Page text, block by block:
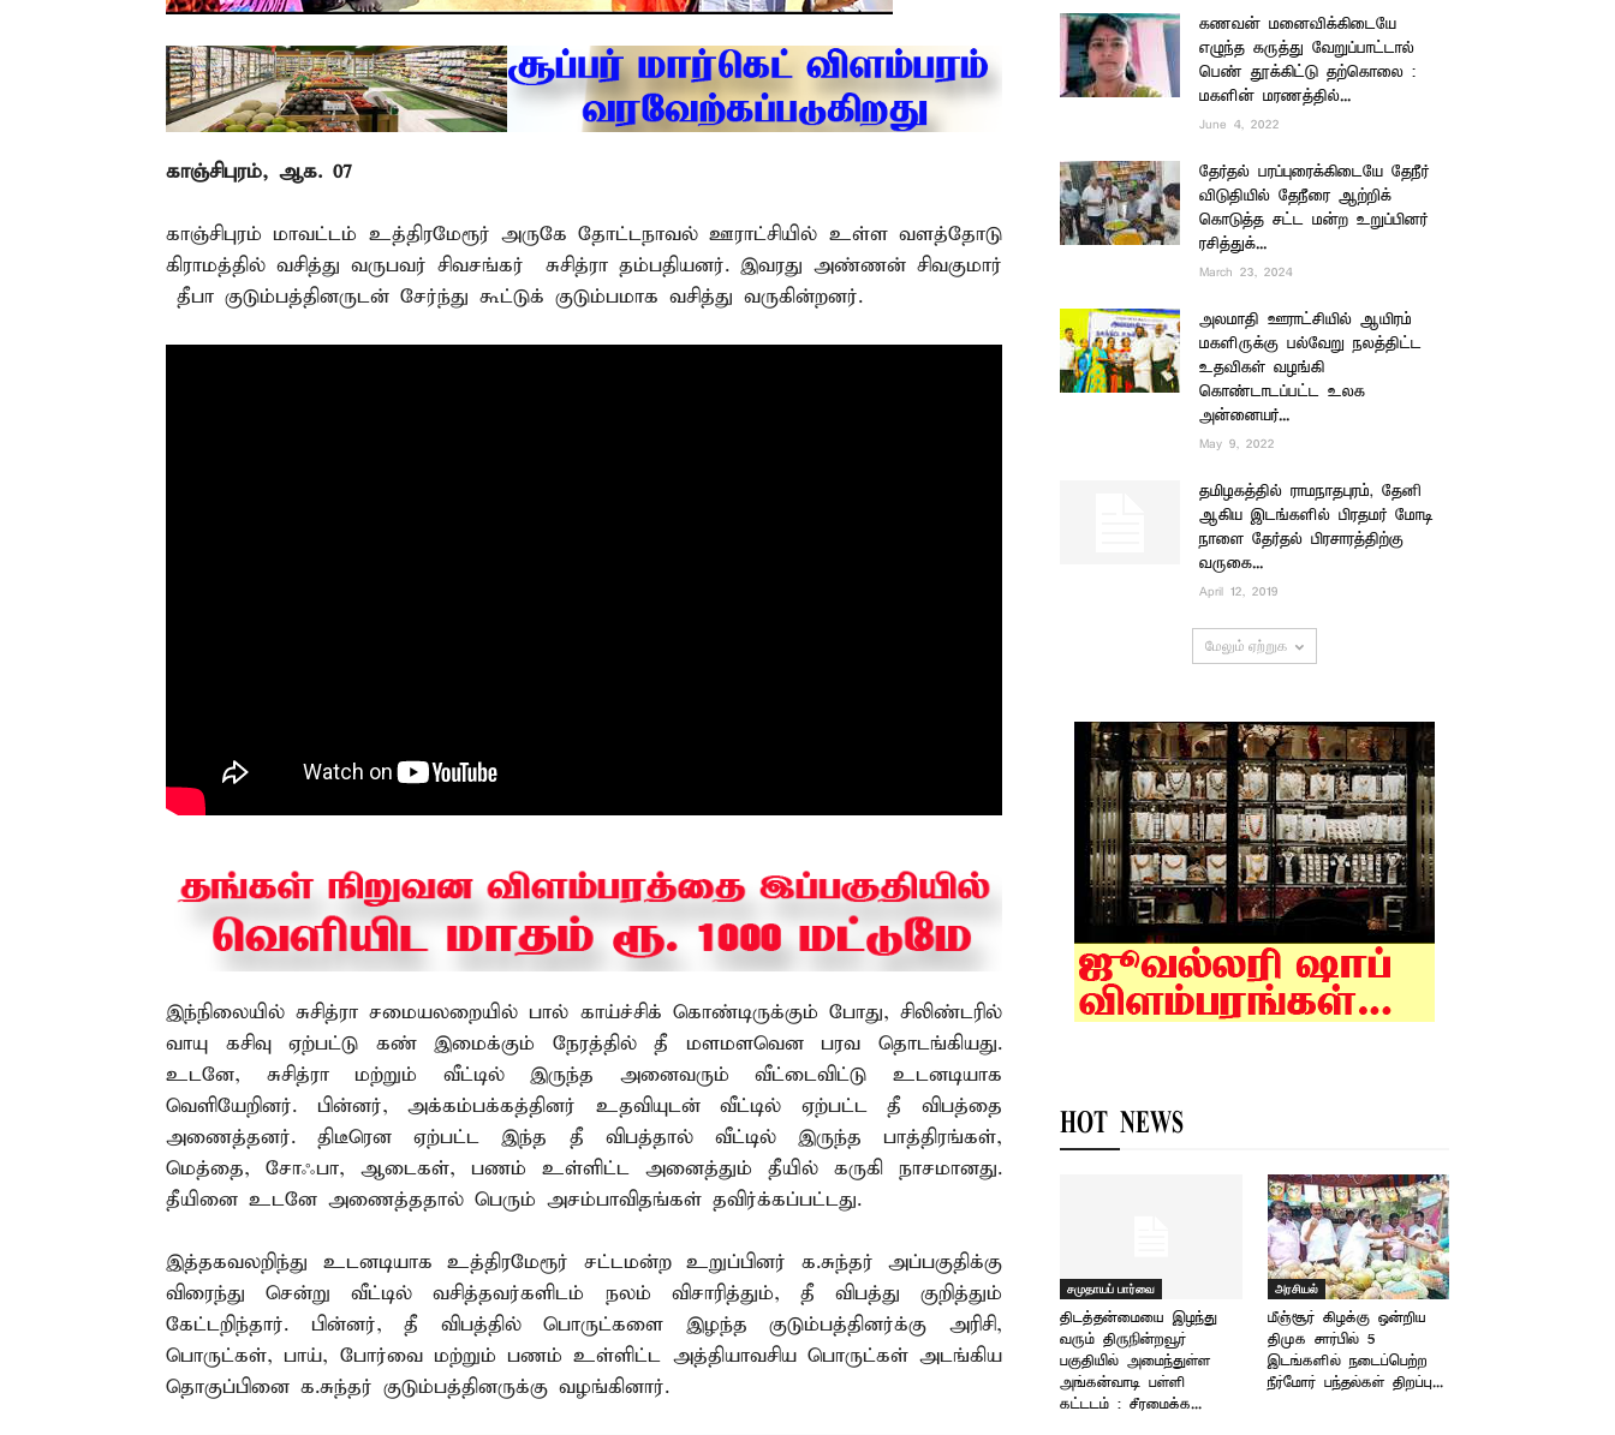
காஞ்சிபுரம், ஆக. 07 –
காஞ்சிபுரம் மாவட்டம் உத்திரமேரூர் அருகே தோட்டநாவல் ஊராட்சியில் உள்ள வளத்தோடு
கிராமத்தில் வசித்து வருபவர் சிவசங்கர் – சுசித்ரா தம்பதியனர். இவரது அண்ணன் சிவகுமார்
– தீபா குடும்பத்தினருடன் சேர்ந்து கூட்டுக் குடும்பமாக வசித்து வருகின்றனர்.
இந்நிலையில் சுசித்ரா சமையலறையில் பால் காய்ச்சிக் கொண்டிருக்கும் போது, சிலிண்டரில்
வாயு கசிவு ஏற்பட்டு கண் இமைக்கும் நேரத்தில் தீ மளமளவென பரவ தொடங்கியது.
உடனே, சுசித்ரா மற்றும் வீட்டில் இருந்த அனைவரும் வீட்டைவிட்டு உடனடியாக
வெளியேறினர். பின்னர், அக்கம்பக்கத்தினர் உதவியுடன் வீட்டில் ஏற்பட்ட தீ விபத்தை
அணைத்தனர். திடீரென ஏற்பட்ட இந்த தீ விபத்தால் வீட்டில் இருந்த பாத்திரங்கள்,
மெத்தை, சோஃபா, ஆடைகள், பணம் உள்ளிட்ட அனைத்தும் தீயில் கருகி நாசமானது.
தீயினை உடனே அணைத்ததால் பெரும் அசம்பாவிதங்கள் தவிர்க்கப்பட்டது.
இத்தகவலறிந்து உடனடியாக உத்திரமேரூர் சட்டமன்ற உறுப்பினர் க.சுந்தர் அப்பகுதிக்கு
விரைந்து சென்று வீட்டில் வசித்தவர்களிடம் நலம் விசாரித்தும், தீ விபத்து குறித்தும்
கேட்டறிந்தார். பின்னர், தீ விபத்தில் பொருட்களை இழந்த குடும்பத்தினர்க்கு அரிசி,
பொருட்கள், பாய், போர்வை மற்றும் பணம் உள்ளிட்ட அத்தியாவசிய பொருட்கள் அடங்கிய
தொகுப்பினை க.சுந்தர் குடும்பத்தினருக்கு வழங்கினார்.
கணவன் மனைவிக்கிடையே
எழுந்த கருத்து வேறுப்பாட்டால்
பெண் தூக்கிட்டு தற்கொலை :
மகளின் மரணத்தில்...
June 4, 2022
தேர்தல் பரப்புரைக்கிடையே தேநீர்
விடுதியில் தேநீரை ஆற்றிக்
கொடுத்த சட்ட மன்ற உறுப்பினர்
ரசித்துக்...
March 23, 2024
அலமாதி ஊராட்சியில் ஆயிரம்
மகளிருக்கு பல்வேறு நலத்திட்ட
உதவிகள் வழங்கி
கொண்டாடப்பட்ட உலக
அன்னையர்...
May 9, 2022
தமிழகத்தில் ராமநாதபுரம், தேனி
ஆகிய இடங்களில் பிரதமர் மோடி
நாளை தேர்தல் பிரசாரத்திற்கு
வருகை...
April 12, 2019
மேலும் ஏற்றுக
HOT NEWS
சமுதாயப் பார்வை
திடத்தன்மையை இழந்து
வரும் திருநின்றவூர்
பகுதியில் அமைந்துள்ள
அங்கன்வாடி பள்ளி
கட்டடம் : சீரமைக்க...
அரசியல்
மீஞ்சூர் கிழக்கு ஒன்றிய
திமுக சார்பில் 5
இடங்களில் நடைப்பெற்ற
நீர்மோர் பந்தல்கள் திறப்பு...